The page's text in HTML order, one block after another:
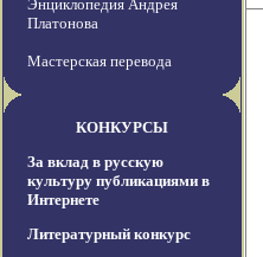
Энциклопедия Андрея
Платонова
Мастерская перевода
КОНКУРСЫ
За вклад в русскую
культуру публикациями в
Интернете
Литературный конкурс